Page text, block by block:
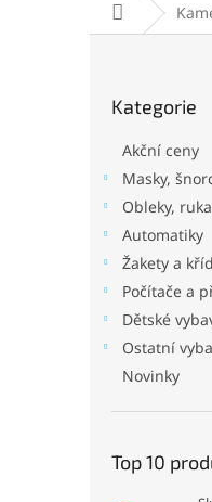
Domů
kategorie
Kategorie
Akční ceny
Masky,
Obleky,
Automatiky
Žakety a
Počítače a
Dětské
Ostatní
Novinky
Top 10